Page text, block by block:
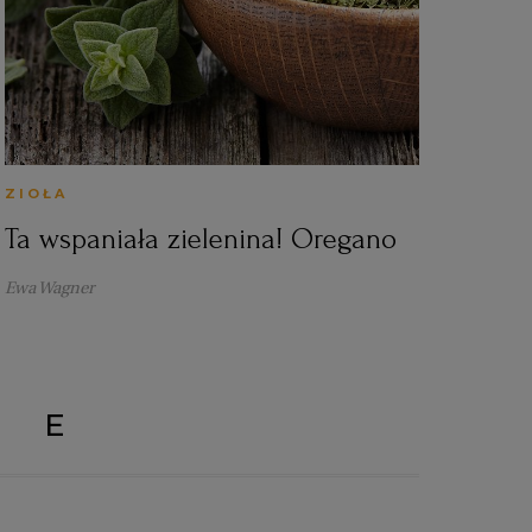
ZIOŁA
Ta wspaniała zielenina! Oregano
Ewa Wagner